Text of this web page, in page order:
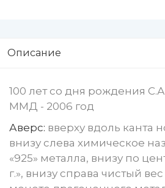
Описание
100 лет со дня рождения
ММД - 2006 год
Аверс: вверху вдоль канта
внизу слева химическое
«925» металла, внизу по
г.», внизу справа чистый